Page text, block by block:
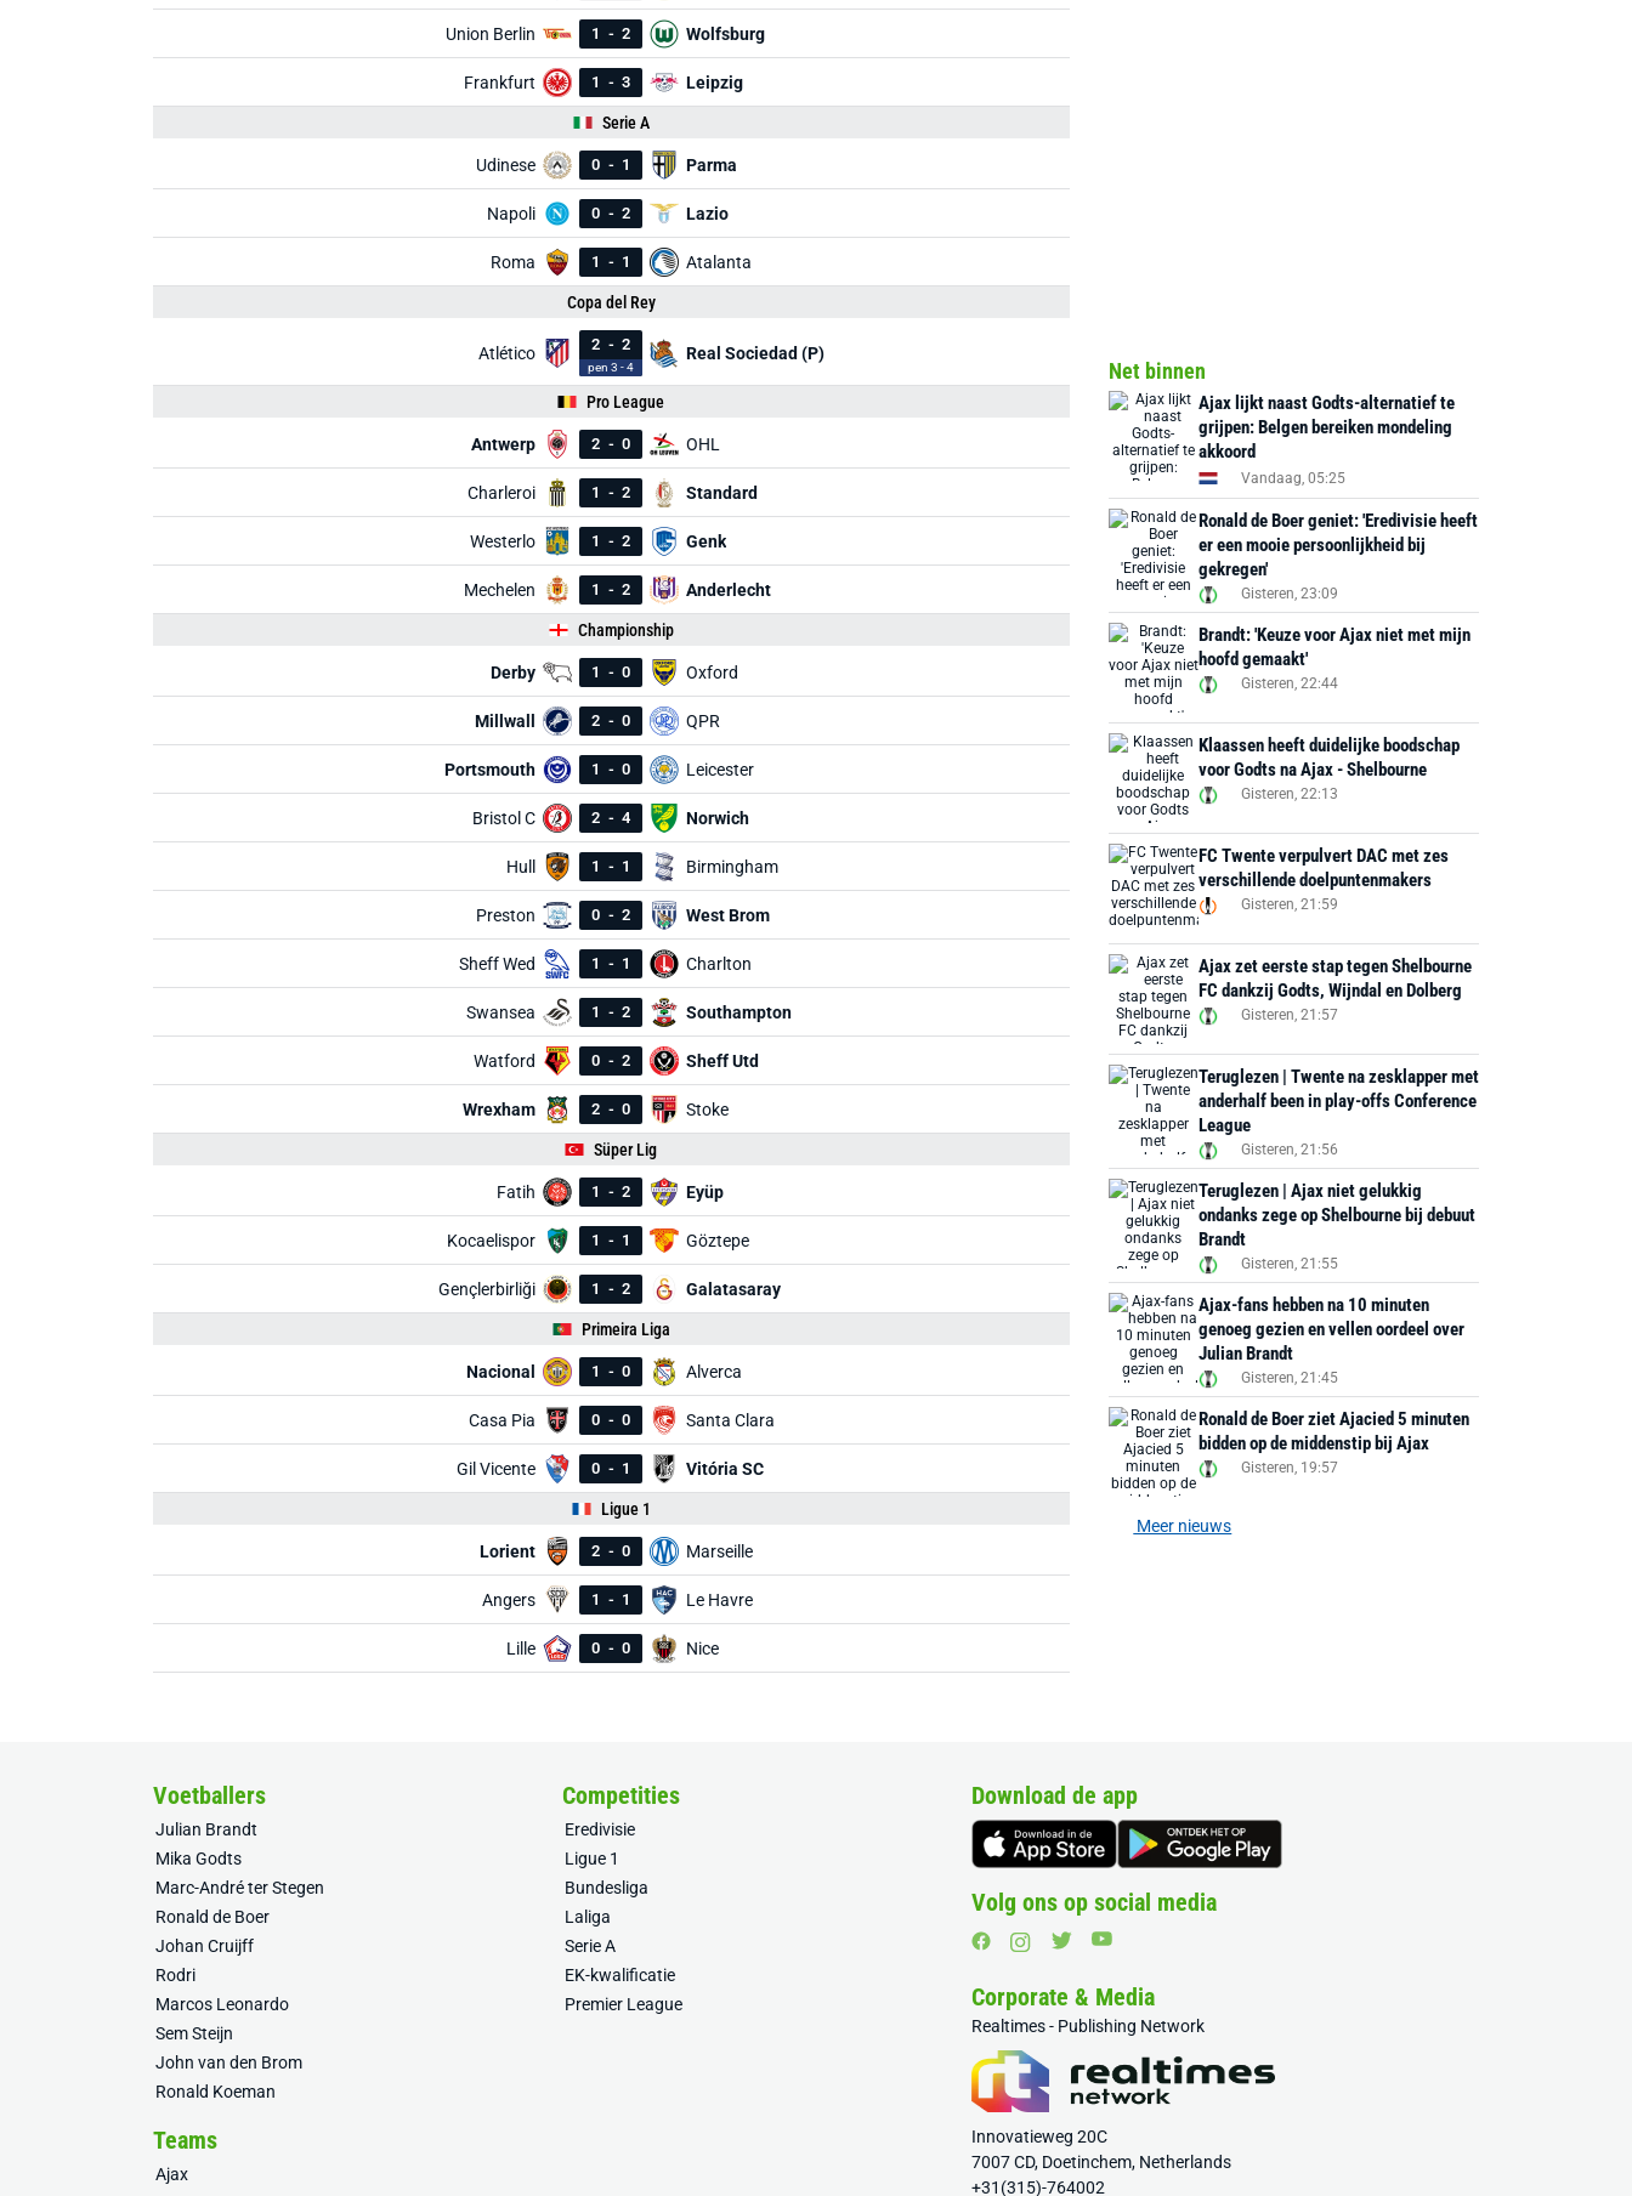
Union Berlin 1 - 2 Wolfsburg
Frankfurt 1 - 3 Leipzig
Serie A
Udinese 0 - 1 Parma
Napoli 0 - 2 Lazio
Roma 1 - 1 Atalanta
Copa del Rey
Atlético 2 - 2
pen 3 - 4
Real Sociedad (P)
Pro League
Antwerp 2 - 0 OHL
Charleroi 1 - 2 Standard
Westerlo 1 - 2 Genk
Mechelen 1 - 2 Anderlecht
Championship
Derby 1 - 0 Oxford
Millwall 2 - 0 QPR
Portsmouth 1 - 0 Leicester
Bristol C 2 - 4 Norwich
Hull 1 - 1 Birmingham
Preston 0 - 2 West Brom
Sheff Wed 1 - 1 Charlton
Swansea 1 - 2 Southampton
Watford 0 - 2 Sheff Utd
Wrexham 2 - 0 Stoke
Süper Lig
Fatih 1 - 2 Eyüp
Kocaelispor 1 - 1 Göztepe
Gençlerbirliği 1 - 2 Galatasaray
Primeira Liga
Nacional 1 - 0 Alverca
Casa Pia 0 - 0 Santa Clara
Gil Vicente 0 - 1 Vitória SC
Ligue 1
Lorient 2 - 0 Marseille
Angers 1 - 1 Le Havre
Lille 0 - 0 Nice
Net binnen
Ajax lijkt naast Godts-alternatief te
grijpen: Belgen bereiken mondeling
akkoord
Vandaag, 05:25
Ronald de Boer geniet: 'Eredivisie heeft
er een mooie persoonlijkheid bij
gekregen'
Gisteren, 23:09
Brandt: 'Keuze voor Ajax niet met mijn
hoofd gemaakt'
Gisteren, 22:44
Klaassen heeft duidelijke boodschap
voor Godts na Ajax - Shelbourne
Gisteren, 22:13
FC Twente verpulvert DAC met zes
verschillende doelpuntenmakers
Gisteren, 21:59
Ajax zet eerste stap tegen Shelbourne
FC dankzij Godts, Wijndal en Dolberg
Gisteren, 21:57
Teruglezen | Twente na zesklapper met
anderhalf been in play-offs Conference
League
Gisteren, 21:56
Teruglezen | Ajax niet gelukkig
ondanks zege op Shelbourne bij debuut
Brandt
Gisteren, 21:55
Ajax-fans hebben na 10 minuten
genoeg gezien en vellen oordeel over
Julian Brandt
Gisteren, 21:45
Ronald de Boer ziet Ajacied 5 minuten
bidden op de middenstip bij Ajax
Gisteren, 19:57
Meer nieuws
Voetballers
Julian Brandt
Mika Godts
Marc-André ter Stegen
Ronald de Boer
Johan Cruijff
Rodri
Marcos Leonardo
Sem Steijn
John van den Brom
Ronald Koeman
Competities
Eredivisie
Ligue 1
Bundesliga
Laliga
Serie A
EK-kwalificatie
Premier League
Teams
Ajax
Download de app
Volg ons op social media
Corporate & Media
Realtimes - Publishing Network
Innovatieweg 20C
7007 CD, Doetinchem, Netherlands
+31(315)-764002